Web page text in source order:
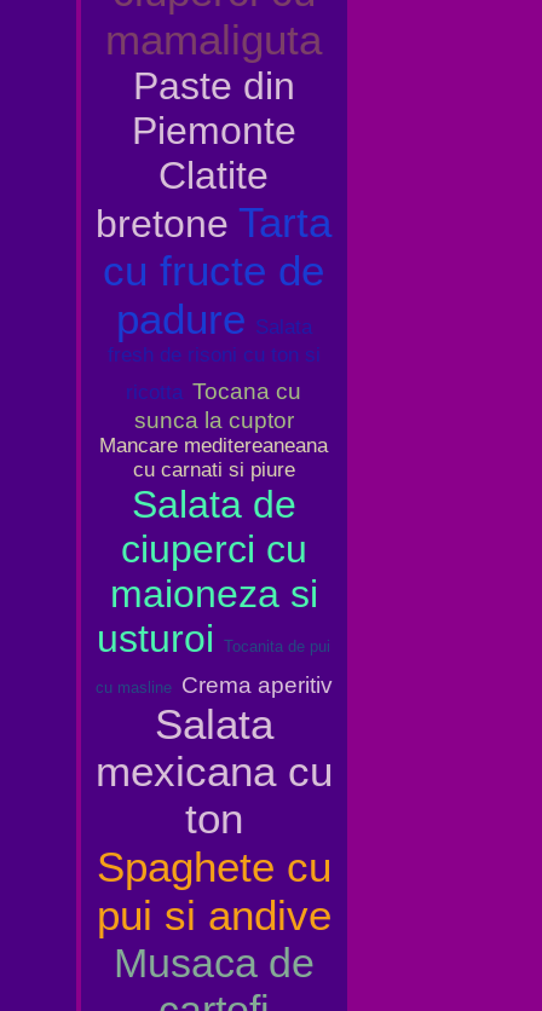
mamaliguta
Paste din
Piemonte
Clatite
bretone Tarta
cu fructe de
padure Salata
fresh de risoni cu ton si
ricotta Tocana cu
sunca la cuptor
Mancare meditereaneana
cu carnati si piure
Salata de
ciuperci cu
maioneza si
usturoi
Tocanita de pui
cu masline Crema aperitiv
Salata
mexicana cu
ton
Spaghete cu
pui si andive
Musaca de